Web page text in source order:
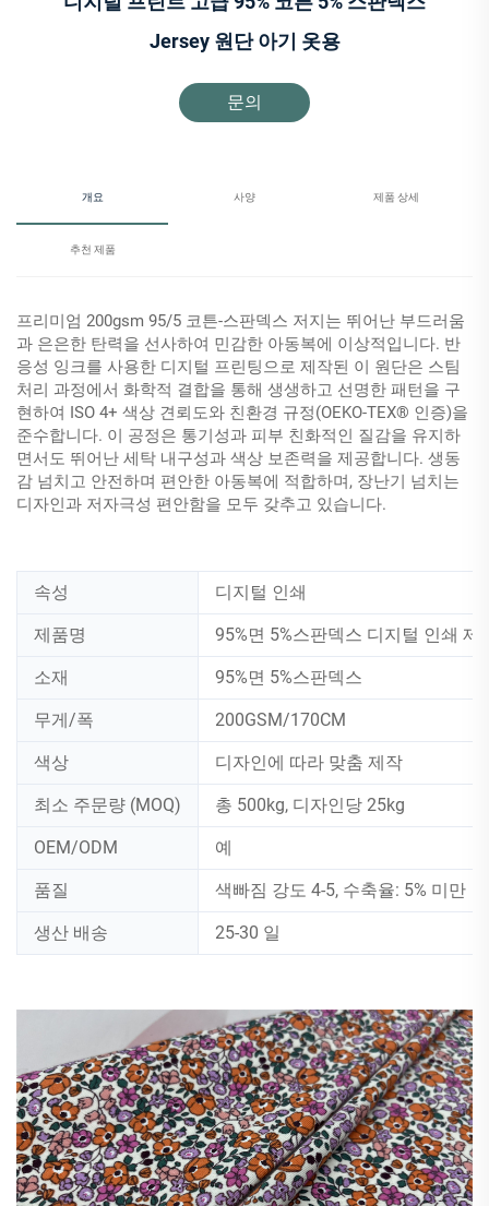
Jersey 원단 아기 옷용
문의
개요 사양 제품 상세
추천 제품
프리미엄 200gsm 95/5 코튼-스판덱스 저지는 뛰어난 부드러움
과 은은한 탄력을 선사하여 민감한 아동복에 이상적입니다. 반
응성 잉크를 사용한 디지털 프린팅으로 제작된 이 원단은 스팀
처리 과정에서 화학적 결합을 통해 생생하고 선명한 패턴을 구
현하여 ISO 4+ 색상 견뢰도와 친환경 규정(OEKO-TEX® 인증)을
준수합니다. 이 공정은 통기성과 피부 친화적인 질감을 유지하
면서도 뛰어난 세탁 내구성과 색상 보존력을 제공합니다. 생동
감 넘치고 안전하며 편안한 아동복에 적합하며, 장난기 넘치는
디자인과 저자극성 편안함을 모두 갖추고 있습니다.
속성 디지털 인쇄
제품명 95%면 5%스판덱스 디지털 인쇄 제
소재 95%면 5%스판덱스
무게/폭 200GSM/170CM
색상 디자인에 따라 맞춤 제작
최소 주문량 (MOQ) 총 500kg, 디자인당 25kg
OEM/ODM 예
품질 색빠짐 강도 4-5, 수축율: 5% 미만
생산 배송 25-30 일